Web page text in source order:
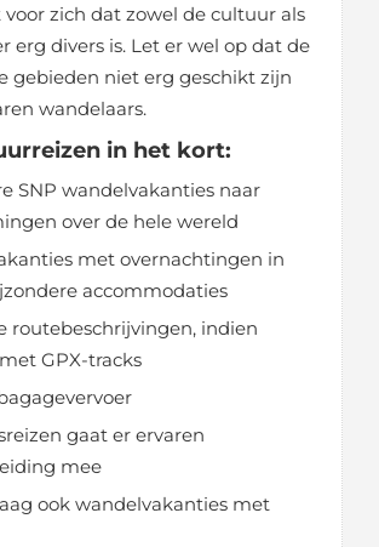
zich dat zowel de cultuur als
erg divers is. Let er wel op dat de
gebieden niet erg geschikt zijn
wandelaars.
in het kort:
SNP wandelvakanties naar
over de hele wereld
met overnachtingen in
accommodaties
routebeschrijvingen, indien
GPX-tracks
gaat er ervaren
mee
ook wandelvakanties met